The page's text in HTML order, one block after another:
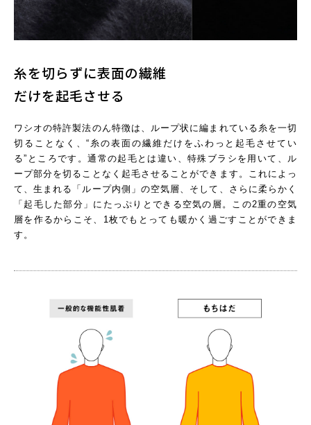
糸を切らずに表面の繊維
だけを起毛させる
ワシオの特許製法のん特徴は、ループ状に編まれている糸を一切
切ることなく、“糸の表面の繊維だけをふわっと起毛させてい
る”ところです。通常の起毛とは違い、特殊ブラシを用いて、ル
ープ部分を切ることなく起毛させることができます。これによっ
て、生まれる「ループ内側」の空気層、そして、さらに柔らかく
「起毛した部分」にたっぷりとできる空気の層。この2重の空気
層を作るからこそ、1枚でもとっても暖かく過ごすことができま
す。